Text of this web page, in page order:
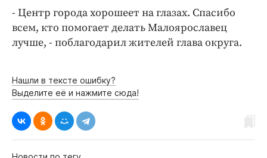
Работодатель года
- Центр города хорошеет на глазах. Спасибо
всем, кто помогает делать Малоярославец
лучше, - поблагодарил жителей глава округа.
Нашли в тексте ошибку?
Выделите её и нажмите сюда!